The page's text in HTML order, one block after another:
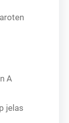
A
jelas